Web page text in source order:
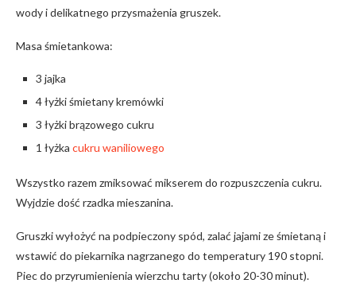
wody i delikatnego przysmażenia gruszek.
Masa śmietankowa:
3 jajka
4 łyżki śmietany kremówki
3 łyżki brązowego cukru
1 łyżka cukru waniliowego
Wszystko razem zmiksować mikserem do rozpuszczenia cukru.
Wyjdzie dość rzadka mieszanina.
Gruszki wyłożyć na podpieczony spód, zalać jajami ze śmietaną i
wstawić do piekarnika nagrzanego do temperatury 190 stopni.
Piec do przyrumienienia wierzchu tarty (około 20-30 minut).